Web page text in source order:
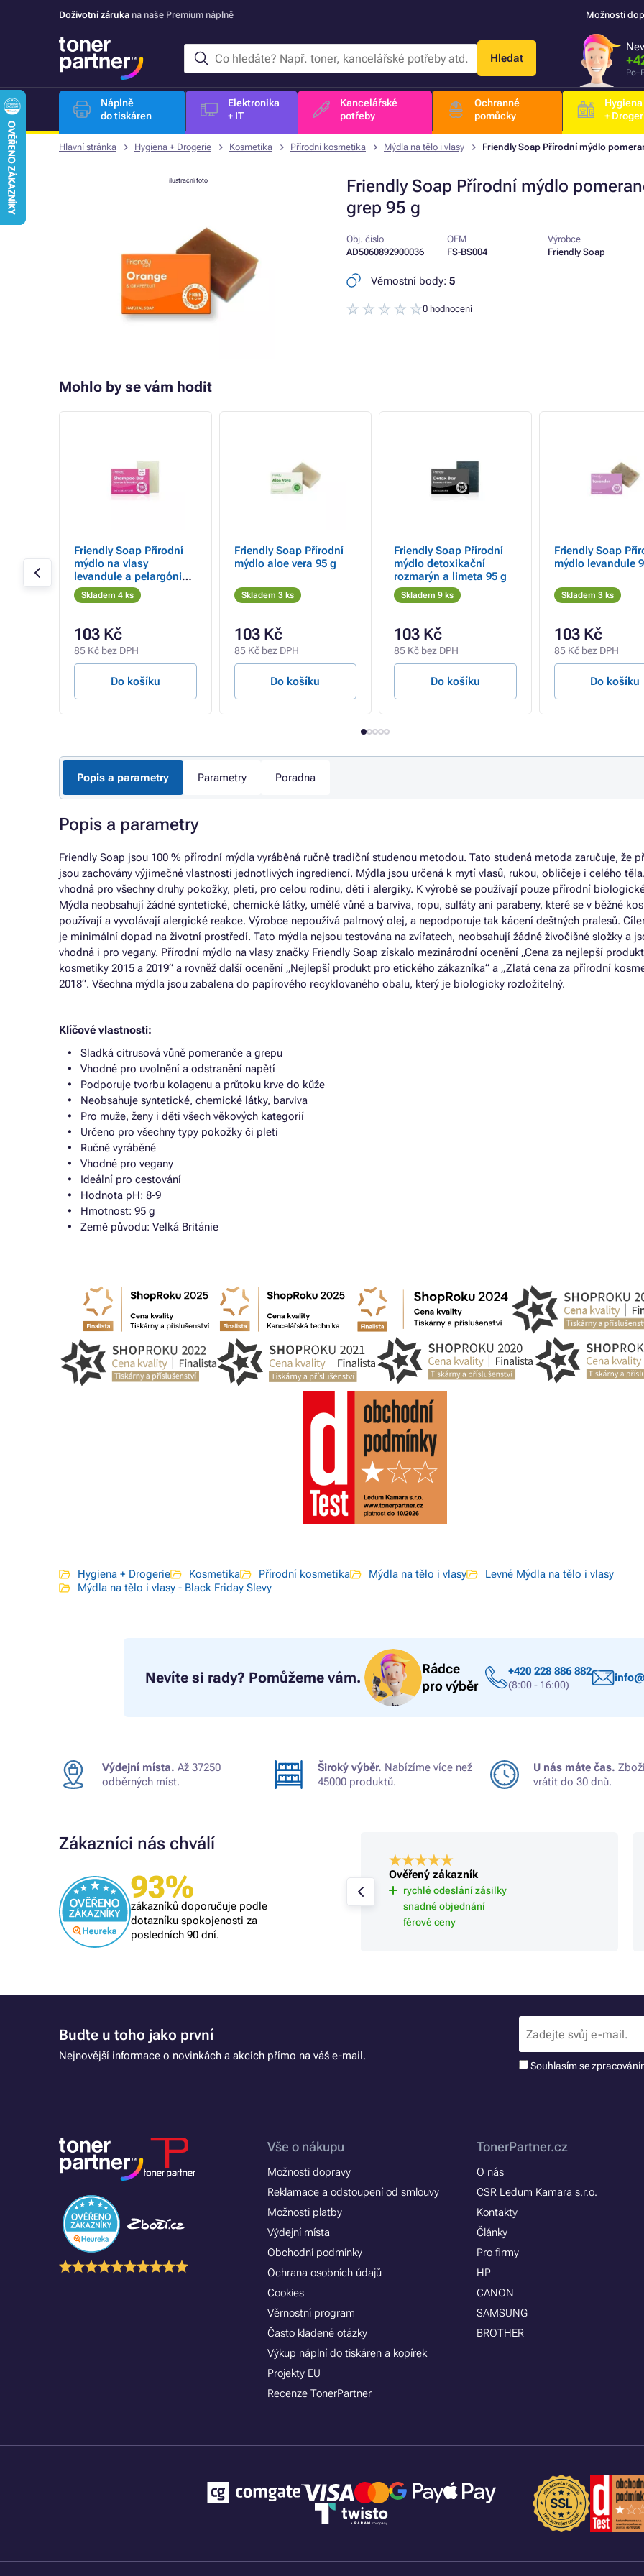
Doživotní záruka na naše Premium náplně Možnosti
Hledat
Náplně
do tiskáren
Elektronika
+ IT
Kancelářské
potřeby
Ochranné
pomůcky
Hygiena
+
Hlavní stránka Hygiena + Drogerie Kosmetika Přírodní kosmetika Mýdla na tělo i vlasy Friendly Soap Přírodní mýdlo
Friendly Soap Přírodní mýdlo
grep 95 g
ilustrační foto
Obj. číslo
AD5060892900036
OEM
FS-BS004
Výrobce
Friendly Soap
Věrnostní body: 5
0 hodnocení
Mohlo by se vám hodit
Friendly Soap Přírodní
mýdlo na vlasy
levandule a pelargónie
95 g
Skladem 4 ks
103 Kč
85 Kč bez DPH
Do košíku
Friendly Soap Přírodní
mýdlo aloe vera 95 g
Skladem 3 ks
103 Kč
85 Kč bez DPH
Do košíku
Friendly Soap Přírodní
mýdlo detoxikační
rozmarýn a limeta 95 g
Skladem 9 ks
103 Kč
85 Kč bez DPH
Do košíku
Friendly Soap
mýdlo levandule
Skladem 3 ks
103 Kč
85 Kč bez DPH
Do košíku
Popis a parametry Parametry Poradna
Popis a parametry
Friendly Soap jsou 100 % přírodní mýdla vyráběná ručně tradiční studenou metodou. Tato studená metoda zaručuje, že
jsou zachovány výjimečné vlastnosti jednotlivých ingrediencí. Mýdla jsou určená k mytí vlasů, rukou, obličeje i celého
vhodná pro všechny druhy pokožky, pleti, pro celou rodinu, děti i alergiky. K výrobě se používají pouze přírodní
Mýdla neobsahují žádné syntetické, chemické látky, umělé vůně a barviva, ropu, sulfáty ani parabeny, které se v běžné
používají a vyvolávají alergické reakce. Výrobce nepoužívá palmový olej, a nepodporuje tak kácení deštných pralesů.
je minimální dopad na životní prostředí. Tato mýdla nejsou testována na zvířatech, neobsahují žádné živočišné složky a
vhodná i pro vegany. Přírodní mýdlo na vlasy značky Friendly Soap získalo mezinárodní ocenění „Cena za nejlepší
kosmetiky 2015 a 2019“ a rovněž další ocenění „Nejlepší produkt pro etického zákazníka“ a „Zlatá cena za přírodní
2018“. Všechna mýdla jsou zabalena do papírového recyklovaného obalu, který je biologicky rozložitelný.
Klíčové vlastnosti:
Sladká citrusová vůně pomeranče a grepu
Vhodné pro uvolnění a odstranění napětí
Podporuje tvorbu kolagenu a průtoku krve do kůže
Neobsahuje syntetické, chemické látky, barviva
Pro muže, ženy i děti všech věkových kategorií
Určeno pro všechny typy pokožky či pleti
Ručně vyráběné
Vhodné pro vegany
Ideální pro cestování
Hodnota pH: 8-9
Hmotnost: 95 g
Země původu: Velká Británie
Hygiena + Drogerie Kosmetika Přírodní kosmetika Mýdla na tělo i vlasy
Levné Mýdla na tělo i vlasy
Mýdla na tělo i vlasy - Black Friday Slevy
Nevíte si rady? Pomůžeme vám.
Rádce
pro výběr
+420 228 886 882
(8:00 - 16:00)
Výdejní místa. Až 37250
odběrných míst.
Široký výběr. Nabízíme více než
45000 produktů.
U nás máte čas.
vrátit do 30 dnů.
Zákazníci nás chválí
93%
zákazníků doporučuje podle
dotazníku spokojenosti za
posledních 90 dní.
Ověřený zákazník
Všechno proběhlo k mé spokojenosti
Ověřený zákazník
rychlé odeslání zásilky
snadné objednání
férové ceny
Buďte u toho jako první
Nejnovější informace o novinkách a akcích přímo na váš e-mail.
Souhlasím se
Vše o nákupu
Možnosti dopravy
Reklamace a odstoupení od smlouvy
Možnosti platby
Výdejní místa
Obchodní podmínky
Ochrana osobních údajů
Cookies
Věrnostní program
Často kladené otázky
Výkup náplní do tiskáren a kopírek
Projekty EU
Recenze TonerPartner
TonerPartner.cz
O nás
CSR Ledum Kamara s.r.o.
Kontakty
Články
Pro firmy
HP
CANON
SAMSUNG
BROTHER